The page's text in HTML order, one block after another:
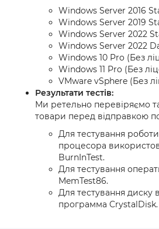
Windows Server 2016
Windows Server 2019
Windows Server 2022
Windows Server 2022
Windows 10 Pro (Без
Windows 11 Pro (Без
VMware vSphere (Без
Результати тестів:
Ми ретельно перевіряємо
товари перед відправкою
Для тестування роботи
процесора
BurnInTest.
Для тестування
MemTest86.
Для тестування диску
программа CrystalDisk.